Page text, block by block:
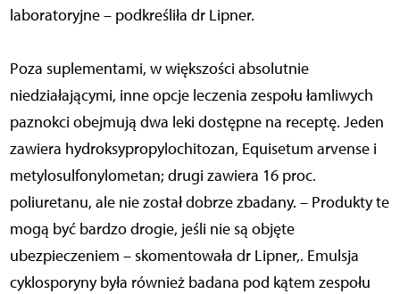
laboratoryjne – podkreśliła dr Lipner.
Poza suplementami, w większości absolutnie
niedziałającymi, inne opcje leczenia zespołu łamliwych
paznokci obejmują dwa leki dostępne na receptę. Jeden
zawiera hydroksypropylochitozan, Equisetum arvense i
metylosulfonylometan; drugi zawiera 16 proc.
poliuretanu, ale nie został dobrze zbadany. – Produkty te
mogą być bardzo drogie, jeśli nie są objęte
ubezpieczeniem – skomentowała dr Lipner,. Emulsja
cyklosporyny była również badana pod kątem zespołu